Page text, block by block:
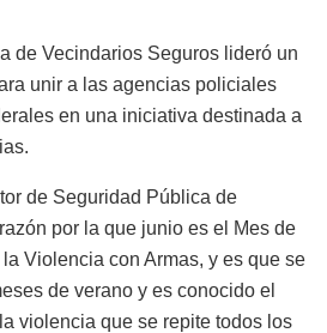
de Vecindarios Seguros lideró un
unir a las agencias policiales
en una iniciativa destinada a
de Seguridad Pública de
por la que junio es el Mes de
Violencia con Armas, y es que se
de verano y es conocido el
violencia que se repite todos los